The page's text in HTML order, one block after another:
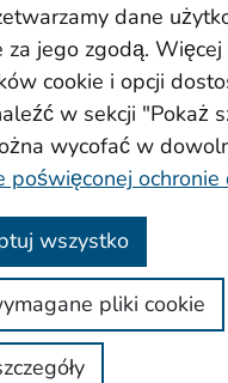
osobowych
Handlowe
dane
za jego zgodą.
cookie i opcji
w sekcji "Pokaż
wycofać w
poświęconej ochronie
wszystko
pliki cookie